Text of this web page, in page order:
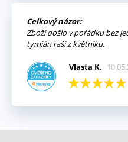
Celkový názor:
Zboží došlo v pořádku bez
tymián raší z květníku.
Vlasta K.